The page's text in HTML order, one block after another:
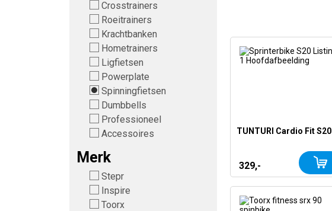
Crosstrainers
Roeitrainers
Krachtbanken
Hometrainers
Ligfietsen
Powerplate
Spinningfietsen
Dumbbells
Professioneel
Accessoires
Merk
Stepr
Inspire
Toorx
TUNTURI Cardio Fit S20
329,-